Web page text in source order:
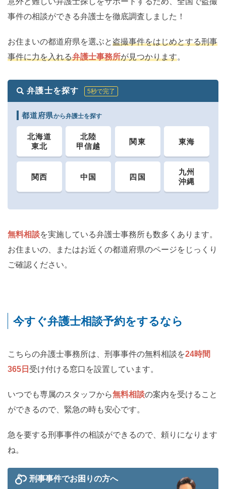
事件の相談ができる弁護士を徹底調査しました！
お住まいの都道府県を選ぶと盗撮事件をはじめとする刑事
事件に力を入れる弁護士事務所が見つかります。
弁護士を探す 5秒で完了
都道府県から弁護士を探す
北海道
東北
北陸
甲信越
関東 東海
関西 中国 四国
九州
沖縄
無料相談を実施している弁護士事務所も数多くあります。
お住まいの、またはお近くの都道府県のページをじっくり
ご確認ください。
今すぐ弁護士相談予約をするなら
こちらの弁護士事務所は、刑事事件の無料相談を24時間
365日 受け付ける窓口を設置しています。
いつでも専属のスタッフから無料相談の案内を受けること
ができるので、緊急の時も安心です。
急を要する刑事事件の相談ができるので、頼りになります
ね。
刑事事件でお困りの方へ